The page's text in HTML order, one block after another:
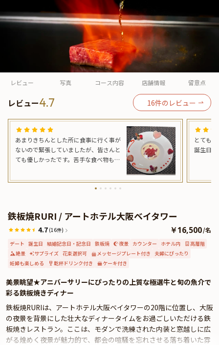
Annyお祝い体験について
Annyお祝いアイテムについて
レビュー 写真 コース内容 店舗情報 留意点
レビュー4.7 16件のレビュー
あまりきちんとした所に食事に行く事が
ないので緊張していましたが、皆さんと
ても優しかったです。苦手な食べ物も配
たです。デザートと別でホールケーキも
あり、満足感がありました。写真お撮り
です。景色は私の席からだとあまり見え
なかったですが、誕生日や記念日などは
たいと思っています。
とても
誕生日
鉄板焼RURI / アートホテル大阪ベイタワー
4.7 (16件) ￥16,500/名
デート 誕生日 結婚記念日・記念日 鉄板焼 夜景 カウンター ホテル内
高層階
絶景
サプライズ 花束選択可 メッセージプレート付き
夫婦にぴったり
妊婦も楽しめる
乾杯ドリンク付き ケーキ付き
美景眺望★アニバーサリーにぴったりの上質な極選牛と旬の魚介で
彩る鉄板焼きディナー
鉄板焼RURIは、アートホテル大阪ベイタワーの20階に位置し、大阪
の夜景を背景にした壮大なディナータイムをお過ごしいただける鉄
板焼きレストラン。ここは、モダンで洗練された内装と窓越しに広
がる煌めく夜景が魅力的で、都会の喧騒を忘れさせる落ち着いた雰